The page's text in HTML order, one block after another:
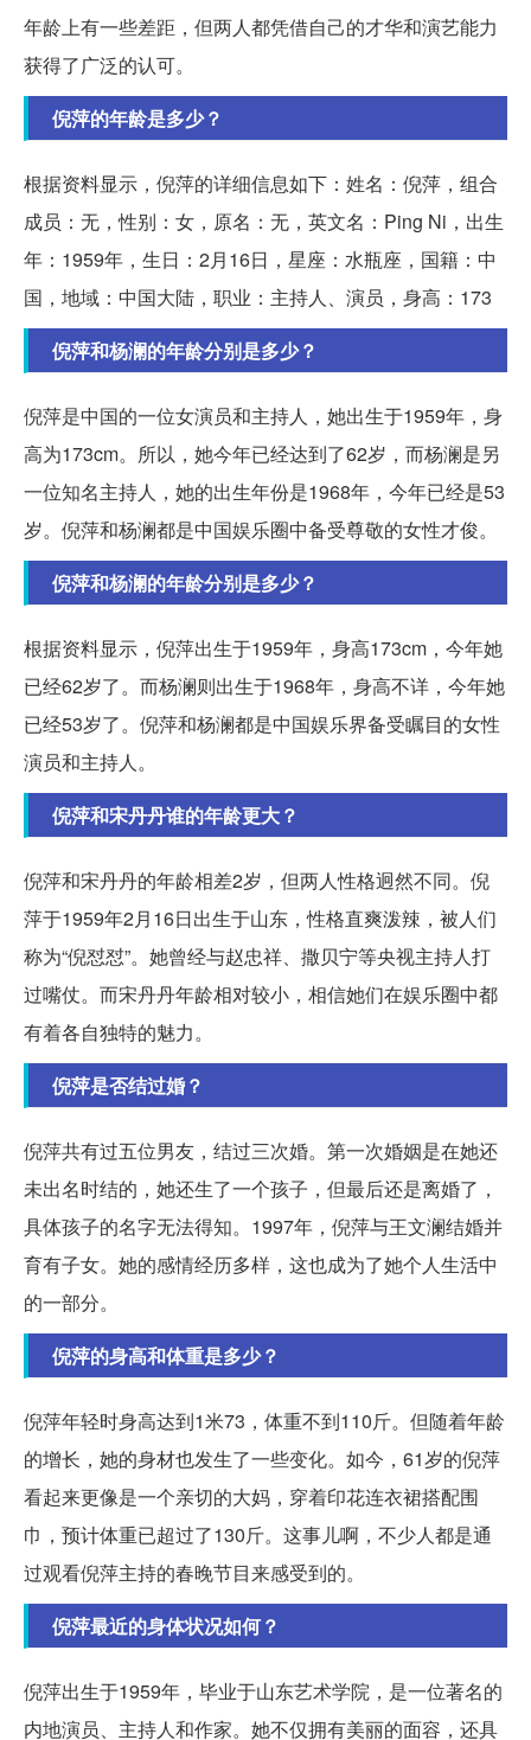
年龄上有一些差距，但两人都凭借自己的才华和演艺能力
获得了广泛的认可。
倪萍的年龄是多少？
根据资料显示，倪萍的详细信息如下：姓名：倪萍，组合
成员：无，性别：女，原名：无，英文名：Ping Ni，出生
年：1959年，生日：2月16日，星座：水瓶座，国籍：中
国，地域：中国大陆，职业：主持人、演员，身高：173
倪萍和杨澜的年龄分别是多少？
倪萍是中国的一位女演员和主持人，她出生于1959年，身
高为173cm。所以，她今年已经达到了62岁，而杨澜是另
一位知名主持人，她的出生年份是1968年，今年已经是53
岁。倪萍和杨澜都是中国娱乐圈中备受尊敬的女性才俊。
倪萍和杨澜的年龄分别是多少？
根据资料显示，倪萍出生于1959年，身高173cm，今年她
已经62岁了。而杨澜则出生于1968年，身高不详，今年她
已经53岁了。倪萍和杨澜都是中国娱乐界备受瞩目的女性
演员和主持人。
倪萍和宋丹丹谁的年龄更大？
倪萍和宋丹丹的年龄相差2岁，但两人性格迥然不同。倪
萍于1959年2月16日出生于山东，性格直爽泼辣，被人们
称为“倪怼怼”。她曾经与赵忠祥、撒贝宁等央视主持人打
过嘴仗。而宋丹丹年龄相对较小，相信她们在娱乐圈中都
有着各自独特的魅力。
倪萍是否结过婚？
倪萍共有过五位男友，结过三次婚。第一次婚姻是在她还
未出名时结的，她还生了一个孩子，但最后还是离婚了，
具体孩子的名字无法得知。1997年，倪萍与王文澜结婚并
育有子女。她的感情经历多样，这也成为了她个人生活中
的一部分。
倪萍的身高和体重是多少？
倪萍年轻时身高达到1米73，体重不到110斤。但随着年龄
的增长，她的身材也发生了一些变化。如今，61岁的倪萍
看起来更像是一个亲切的大妈，穿着印花连衣裙搭配围
巾，预计体重已超过了130斤。这事儿啊，不少人都是通
过观看倪萍主持的春晚节目来感受到的。
倪萍最近的身体状况如何？
倪萍出生于1959年，毕业于山东艺术学院，是一位著名的
内地演员、主持人和作家。她不仅拥有美丽的面容，还具